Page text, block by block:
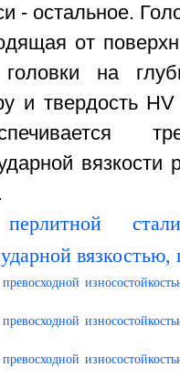
- остальное.
от
на
и твердость